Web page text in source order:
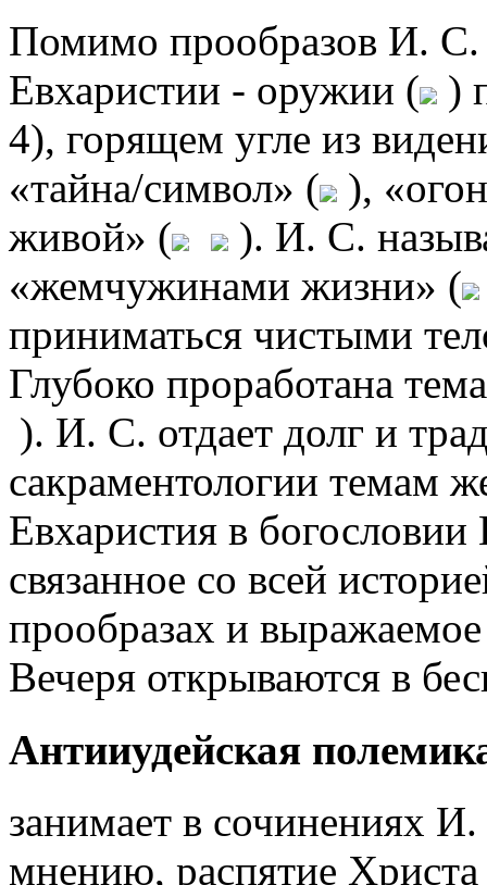
Помимо прообразов И. С.
Евхаристии - оружии (
)
4), горящем угле из
«тайна/символ» (
),
живой» (
). И. С.
«жемчужинами жизни» (
приниматься чистыми
Глубоко проработана
). И. С. отдает долг и
cакраментологии темам
Евхаристия в
связанное со всей
прообразах и
Вечеря открываются в
Антииудейская
занимает в сочинениях
мнению, распятие